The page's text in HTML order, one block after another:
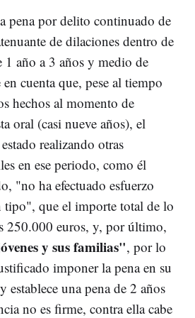
pena por delito continuado de
de dilaciones dentro de
año a 3 años y medio de
cuenta que, pese al tiempo
hechos al momento de
oral (casi nueve años), el
realizando otras
en ese periodo, como él
"no ha efectuado esfuerzo
tipo", que el importe total de lo
250.000 euros, y, por último,
y sus familias", por lo
imponer la pena en su
una pena de 2 años
no es firme, contra ella cabe